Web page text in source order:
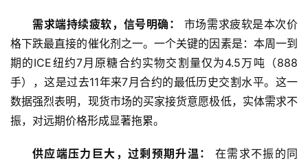
需求端持续疲软，信号明确：
市场需求疲软是本次价
格下跌最直接的催化剂之一。一个关键的因素是：本周一到
期的ICE纽约7月原糖合约实物交割量仅为4.5万吨（888
手），这是过去11年来7月合约的最低历史交割水平。这一
数据强烈表明，现货市场的买家接货意愿极低，实体需求不
振，对远期价格形成显著拖累。
供应端压力巨大，过剩预期升温： 在需求不振的同